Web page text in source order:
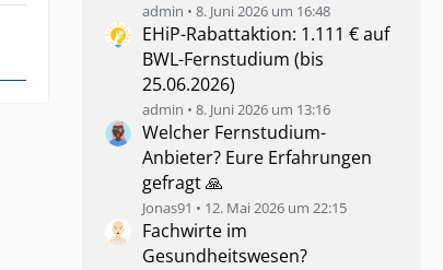
admin 8. Juni 2026 um 16:48
EHiP-Rabattaktion: 1.111 € auf
BWL-Fernstudium (bis
25.06.2026)
admin 8. Juni 2026 um 13:16
Welcher Fernstudium-
Anbieter? Eure Erfahrungen
gefragt 🙏
Jonas91 12. Mai 2026 um 22:15
Fachwirte im
Gesundheitswesen?